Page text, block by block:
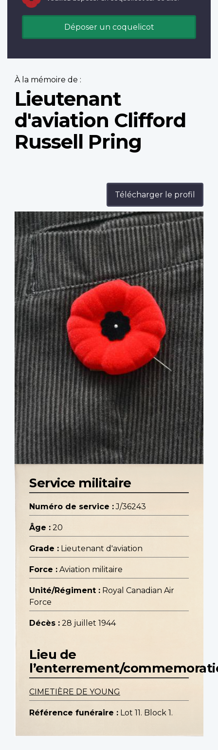
Déposer un coquelicot
À la mémoire de :
Lieutenant
d'aviation Clifford
Russell Pring
Télécharger le profil
Profile
image
Service militaire
Numéro de service : J/36243
Âge : 20
Grade : Lieutenant d'aviation
Force : Aviation militaire
Unité/Régiment : Royal Canadian Air
Force
Décès : 28 juillet 1944
Lieu de
l’enterrement/
CIMETIÈRE DE YOUNG
Référence funéraire : Lot 11. Block 1.